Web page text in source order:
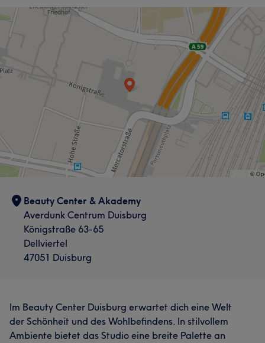
Beauty Center & Akademy
Averdunk Centrum Duisburg
Königstraße 63-65
Dellviertel
47051 Duisburg
Im Beauty Center Duisburg erwartet dich eine Welt
der Schönheit und des Wohlbefindens. In stilvollem
Ambiente bietet das Studio eine breite Palette an